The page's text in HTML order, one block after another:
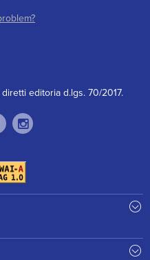
editoria d.lgs. 70/2017.